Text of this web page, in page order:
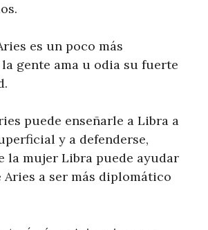
es un poco más
gente ama u odia su fuerte
puede enseñarle a Libra a
y a defenderse,
la mujer Libra puede ayudar
Aries a ser más diplomático